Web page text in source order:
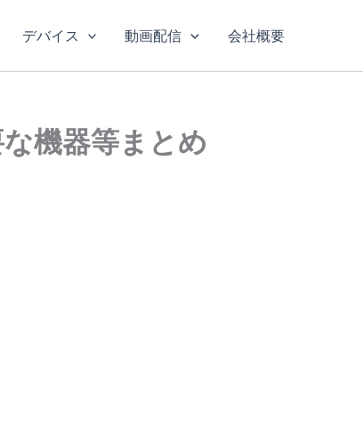
デバイス 動画配信 会社概要
機器等まとめ